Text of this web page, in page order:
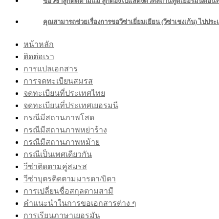
คุณสามารถช่วยเรื่องการขอวีซ่าเยี่ยมเยียน (วีซ่าเชงเก้น) ไปปร
หน้าหลัก
ติดต่อเรา
การแปลเอกสาร
การจดทะเบียนสมรส
จดทะเบียนที่ประเทศไทย
จดทะเบียนที่ประเทศเยอรมนี
กรณีมีสถานภาพโสด
กรณีมีสถานภาพหย่าร้าง
กรณีมีสถานภาพหม้าย
กรณีเป็นเพศเดียวกัน
วีซ่าติดตามคู่สมรส
วีซ่าบุตรติดตามมารดา/บิดา
การเปลี่ยนชื่อสกุลตามสามี
คำแนะนำในการขอเอกสารต่าง ๆ
การเรียนภาษาเยอรมัน